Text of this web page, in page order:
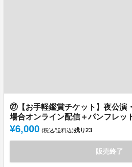
㉗【お手軽鑑賞チケット】夜公演
場合オンライン配信＋パンフレッ
¥6,000 (税込/送料込)残り23
販売終了